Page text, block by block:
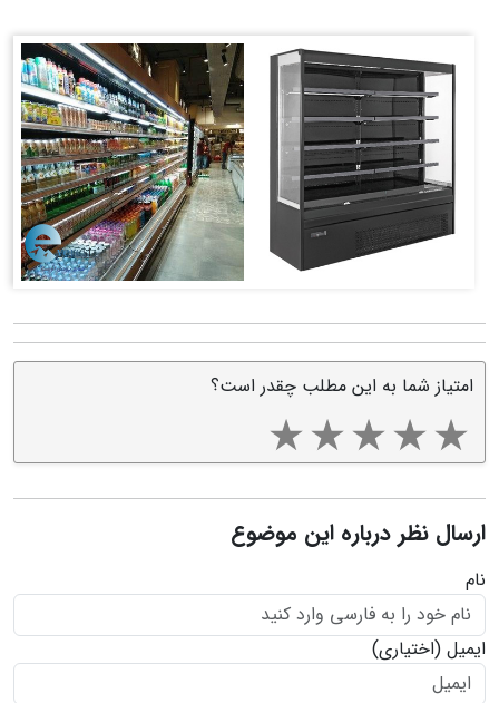
امتیاز شما به این مطلب چقدر است؟
ارسال نظر درباره این موضوع
نام
ایمیل (اختیاری)